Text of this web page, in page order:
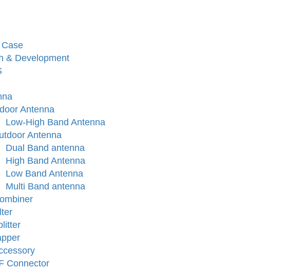
& Development
Antenna
Low-High Band Antenna
Antenna
Dual Band antenna
High Band Antenna
Low Band Antenna
Multi Band antenna
Connector